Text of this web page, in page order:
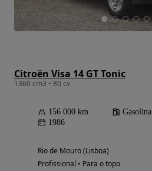
Citroën Visa 14 GT Tonic
1360 cm3 • 80 cv
156 000 km Gasolina
1986
Rio de Mouro (Lisboa)
Profissional • Para o topo